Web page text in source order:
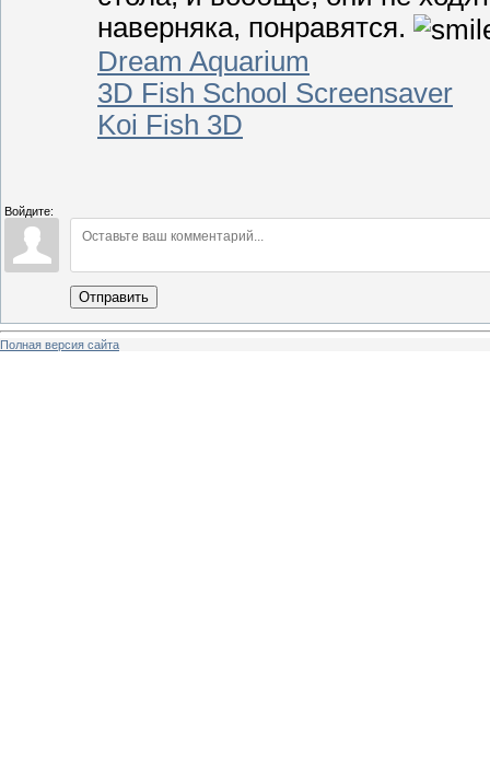
наверняка, понравятся.
Dream Aquarium
3D Fish School Screensaver
Koi Fish 3D
Войдите:
Отправить
Полная версия сайта